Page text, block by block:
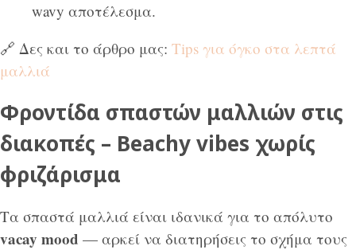
wavy αποτέλεσμα.
🔗 Δες και το άρθρο μας: Tips για όγκο στα λεπτά
μαλλιά
Φροντίδα σπαστών μαλλιών στις
διακοπές – Beachy vibes χωρίς
φριζάρισμα
Τα σπαστά μαλλιά είναι ιδανικά για το απόλυτο
vacay mood — αρκεί να διατηρήσεις το σχήμα τους